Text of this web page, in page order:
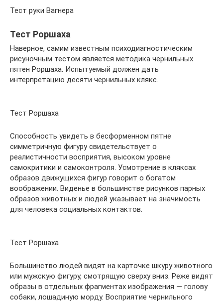
Тест руки Вагнера
Тест Роршаха
Наверное, самим известным психодиагностическим
рисуночным тестом является методика чернильных
пятен Роршаха. Испытуемый должен дать
интерпретацию десяти чернильных клякс.
Тест Роршаха
Способность увидеть в бесформенном пятне
симметричную фигуру свидетельствует о
реалистичности восприятия, высоком уровне
самокритики и самоконтроля. Усмотрение в кляксах
образов движущихся фигур говорит о богатом
воображении. Виденье в большинстве рисунков парных
образов животных и людей указывает на значимость
для человека социальных контактов.
Тест Роршаха
Большинство людей видят на карточке шкуру животного
или мужскую фигуру, смотрящую сверху вниз. Реже видят
образы в отдельных фрагментах изображения — голову
собаки, лошадиную морду. Восприятие чернильного